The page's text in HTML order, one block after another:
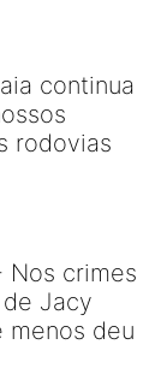
continua
rodovias
Nos crimes
Jacy
menos deu